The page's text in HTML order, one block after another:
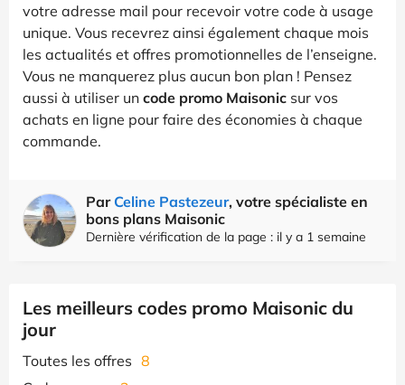
votre adresse mail pour recevoir votre code à usage
unique. Vous recevrez ainsi également chaque mois
les actualités et offres promotionnelles de l’enseigne.
Vous ne manquerez plus aucun bon plan ! Pensez
aussi à utiliser un code promo Maisonic sur vos
achats en ligne pour faire des économies à chaque
commande.
Par Celine Pastezeur, votre spécialiste en
bons plans Maisonic
Dernière vérification de la page : il y a 1 semaine
Les meilleurs codes promo Maisonic du
jour
Toutes les offres 8